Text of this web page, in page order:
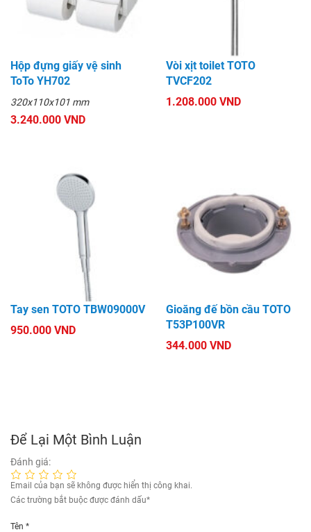
Hộp đựng giấy vệ sinh
ToTo YH702
320x110x101 mm
3.240.000 VND
Vòi xịt toilet TOTO
TVCF202
1.208.000 VND
Tay sen TOTO TBW09000V
950.000 VND
Gioăng đế bồn cầu TOTO
T53P100VR
344.000 VND
Để Lại Một Bình Luận
Đánh giá:
Email của bạn sẽ không được hiển thị công khai.
Các trường bắt buộc được đánh dấu*
Tên *